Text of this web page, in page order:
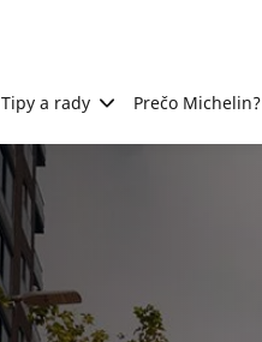
Tipy a rady Prečo Michelin?